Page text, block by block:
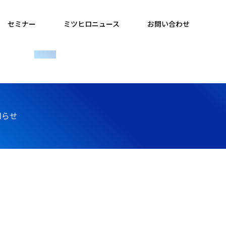
セミナー ミツヒロニュース お問い合わせ
せ